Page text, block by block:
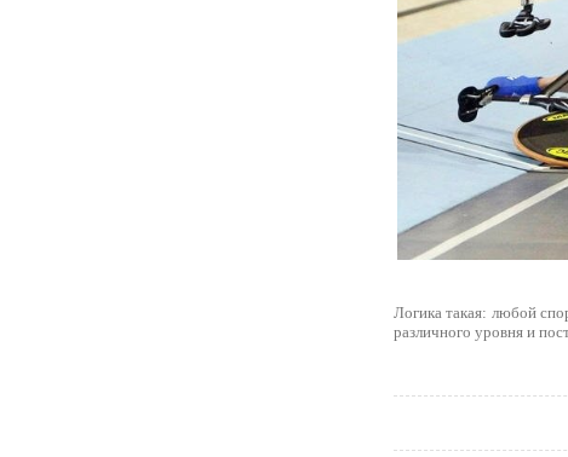
Логика такая: любой
различного уровня и